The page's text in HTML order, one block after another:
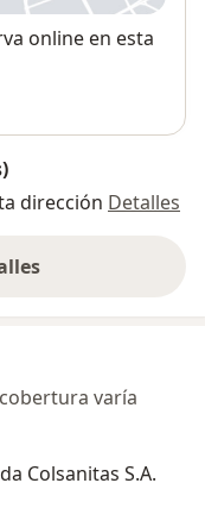
online en esta
dirección Detalles
dirección
varía
Colsanitas S.A.